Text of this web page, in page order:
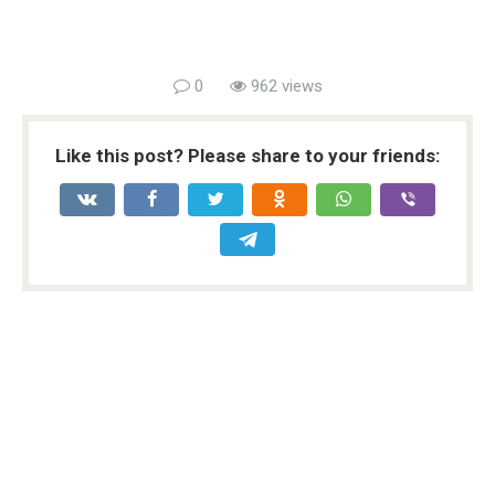
0 962 views
Like this post? Please share to your friends: